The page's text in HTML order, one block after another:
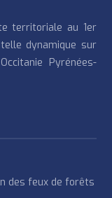
territoriale au 1er
dynamique sur
Pyrénées-
des feux de forêts